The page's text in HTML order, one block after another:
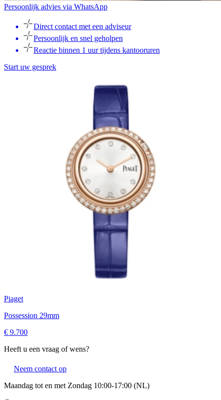
Persoonlijk advies via WhatsApp
Direct contact met een adviseur
Persoonlijk en snel geholpen
Reactie binnen 1 uur tijdens kantooruren
Start uw gesprek
Piaget
Possession 29mm
€ 9.700
Heeft u een vraag of wens?
Neem contact op
Maandag tot en met Zondag 10:00-17:00 (NL)